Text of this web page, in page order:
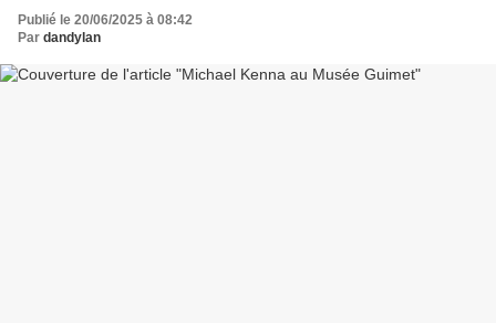
Publié le 20/06/2025 à 08:42
Par dandylan